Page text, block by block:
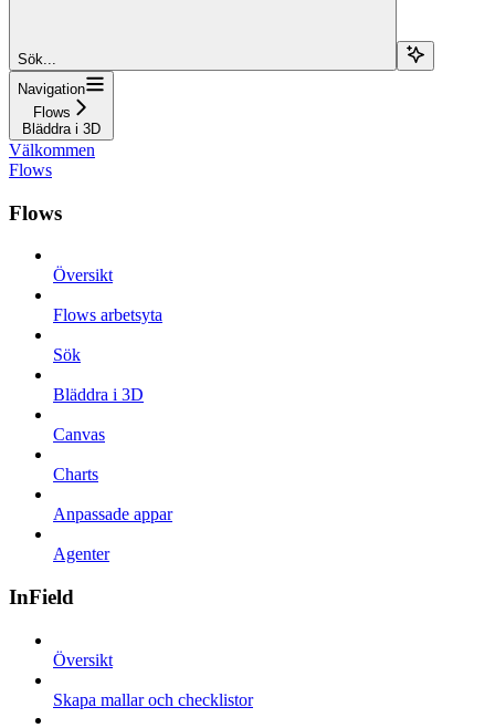
Sök...
Navigation
Flows
Bläddra i 3D
Välkommen
Flows
Flows
Översikt
Flows arbetsyta
Sök
Bläddra i 3D
Canvas
Charts
Anpassade appar
Agenter
InField
Översikt
Skapa mallar och checklistor